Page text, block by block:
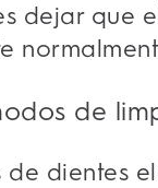
dejar que
de
de dientes